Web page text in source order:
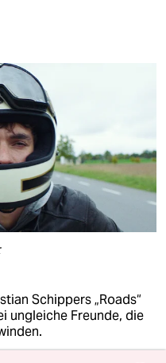
Schippers „Roads“
ungleiche Freunde, die